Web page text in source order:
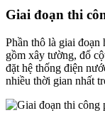
Giai đoạn thi
Phần thô là giai đoạn
gồm xây tường, đổ
đặt hệ thống điện
nhiều thời gian nhất